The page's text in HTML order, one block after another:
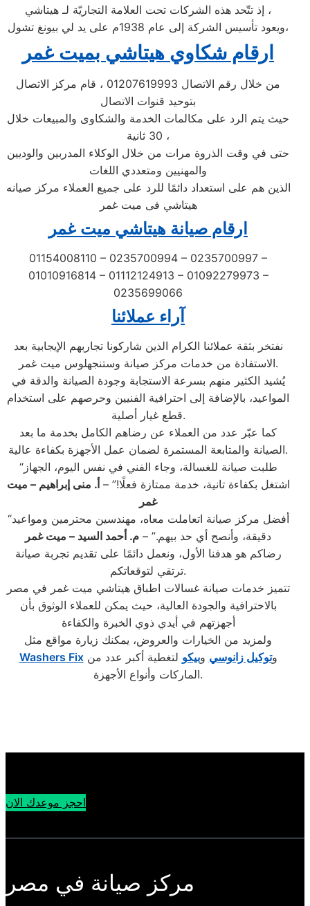
إذ تتّحد هذه الشركات تحت العلامة التجاريّة لـ هيتاشي ،
ويعود تأسيس الشركة إلى عام 1938م على يد لي بيونغ تشول،
ارقام شكاوي هيتاشي بميت غمر
من خلال رقم الاتصال 01207619993 ، قام مركز الاتصال
بتوحيد قنوات الاتصال
حيث يتم الرد على مكالمات الخدمة والشكاوى والمبيعات خلال
30 ثانية ،
حتى في وقت الذروة مرات من خلال الوكلاء المدربين والوديين
والمهنيين ومتعددي اللغات
الذين هم على استعداد دائمًا للرد على جميع العملاء مركز صيانه
هيتاشي فى ميت غمر
ارقام صيانة هيتاشي ميت غمر
01154008110 – 0235700994 – 0235700997 –
01010916814 – 01112124913 – 01092279973 –
0235699066
آراء عملائنا
نفتخر بثقة عملائنا الكرام الذين شاركونا تجاربهم الإيجابية بعد
الاستفادة من خدمات مركز صيانة وستنجهلوس ميت غمر.
يُشيد الكثير منهم بسرعة الاستجابة وجودة الصيانة والدقة في
المواعيد، بالإضافة إلى احترافية الفنيين وحرصهم على استخدام
قطع غيار أصلية.
كما عبّر عدد من العملاء عن رضاهم الكامل بخدمة ما بعد
الصيانة والمتابعة المستمرة لضمان عمل الأجهزة بكفاءة عالية.
“طلبت صيانة للغسالة، وجاء الفني في نفس اليوم، الجهاز
اشتغل بكفاءة تانية، خدمة ممتازة فعلًا!” – أ. منى إبراهيم – ميت
غمر
“أفضل مركز صيانة اتعاملت معاه، مهندسين محترمين ومواعيد
دقيقة، وأنصح أي حد بيهم.” – م. أحمد السيد – ميت غمر
رضاكم هو هدفنا الأول، ونعمل دائمًا على تقديم تجربة صيانة
ترتقي لتوقعاتكم.
تتميز خدمات صيانة غسالات اطباق هيتاشي ميت غمر في مصر
بالاحترافية والجودة العالية، حيث يمكن للعملاء الوثوق بأن
أجهزتهم في أيدي ذوي الخبرة والكفاءة
ولمزيد من الخيارات والعروض، يمكنك زيارة مواقع مثل
Washers Fix
وتوكيل زانوسي وبيكو لتغطية أكبر عدد من
الماركات وأنواع الأجهزة.
احجز موعدك الان
مركز صيانة في مصر